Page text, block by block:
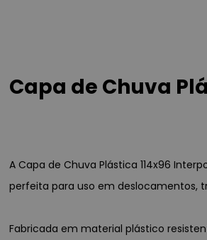
Capa de Chuva
A Capa de Chuva Plástica 114x96
perfeita para uso em deslocamentos,
Fabricada em material plástico